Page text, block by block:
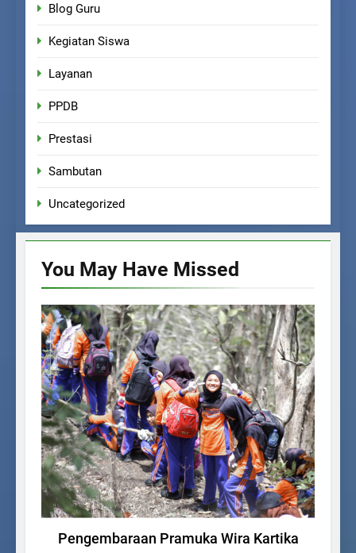
Blog Guru
Kegiatan Siswa
Layanan
PPDB
Prestasi
Sambutan
Uncategorized
You May Have Missed
KEGIATAN SISWA
Pengembaraan Pramuka Wira Kartika